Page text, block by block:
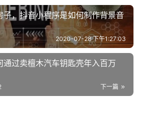
子，抖音小程序是如何制作背景音
2020-07-28 下午1:27:03
通过卖檀木汽车钥匙壳年入百万
下一篇